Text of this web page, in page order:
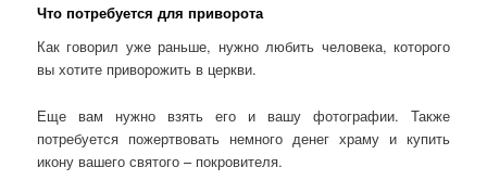
Что потребуется для приворота
Как говорил уже раньше, нужно любить человека, которого
вы хотите приворожить в церкви.
Еще вам нужно взять его и вашу фотографии. Также
потребуется пожертвовать немного денег храму и купить
икону вашего святого – покровителя.